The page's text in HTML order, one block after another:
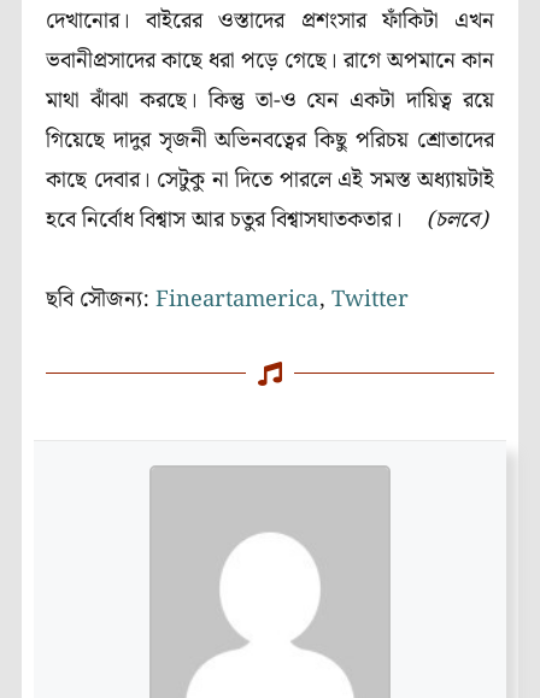
দেখানোর। বাইরের ওস্তাদের প্রশংসার ফাঁকিটা এখন
ভবানীপ্রসাদের কাছে ধরা পড়ে গেছে। রাগে অপমানে কান
মাথা ঝাঁঝা করছে। কিন্তু তা-ও যেন একটা দায়িত্ব রয়ে
গিয়েছে দাদুর সৃজনী অভিনবত্বের কিছু পরিচয় শ্রোতাদের
কাছে দেবার। সেটুকু না দিতে পারলে এই সমস্ত অধ্যায়টাই
হবে নির্বোধ বিশ্বাস আর চতুর বিশ্বাসঘাতকতার। (চলবে)
ছবি সৌজন্য: Fineartamerica, Twitter